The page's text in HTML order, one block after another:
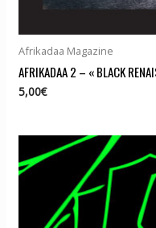
Afrikadaa Magazine
AFRIKADAA 2 – « BLACK
5,00€